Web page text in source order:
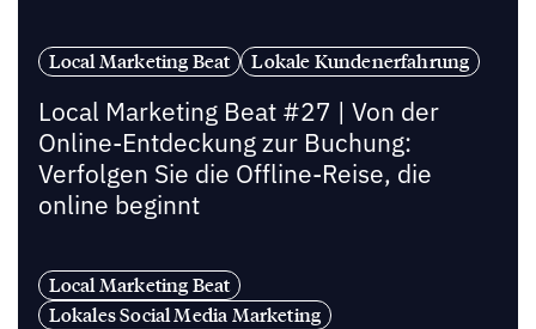
Local Marketing Beat Lokale Kundenerfahrung
Local Marketing Beat #27 | Von der
Online-Entdeckung zur Buchung:
Verfolgen Sie die Offline-Reise, die
online beginnt
Local Marketing Beat
Lokales Social Media Marketing